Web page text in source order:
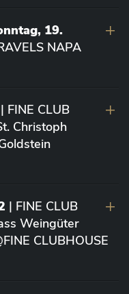
19.
NAPA
| FINE CLUB
Christoph
| FINE CLUB
Weingüter
CLUBHOUSE